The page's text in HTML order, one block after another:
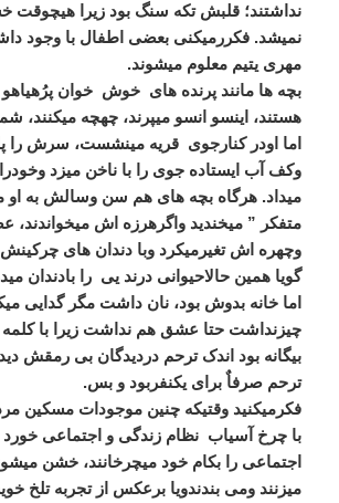
نداشتند؛ قلبش تکه سنگ بود زیرا هیچوقت
نمیشد. فکررمیکنی بعضی اطفال با وجود
مهری یتیم معلوم میشوند.
بچه ها مانند پرنده های خوش خوان
هستند، اینسو انسو میپرند، چهچه میکنند،
اما اودر کنارجوی قریه مینشست، سرش را
وکف آب ایستاده جوی را با ناخن میزد
میداد. هرگاه بچه های هم سن وسالش به او
متفکر ” میخندید واگرهرزه اش
وچهره اش تغیرمیکرد وبا دندان های
گویا همین حالاحیوانی درند یی را بادندان
اما خانه بدوش بود، نان داشت مگر گدایی
چیزنداشت حتا عشق هم نداشت زیرا با
بیگانه بود اندک ترحم دردیدگان بی رمقش
ترحم صرفاٌ برای یکنفربود و بس.
فکرمیکنید وقتیکه چنین موجودات مسکین
با چرخ آسیاب نظام زندگی و اجتماعی خورد
اجتماعی را بکام خود میچرخانند، خشن
میزنند ومی بندندویا برعکس از تجربه تلخ